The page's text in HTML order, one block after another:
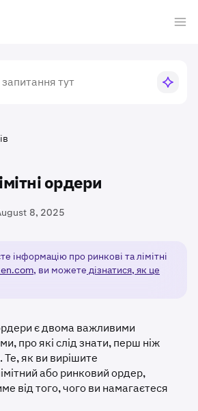
ордери
8, 2025
інформацію про ринкові та лімітні
, ви можете дізнатися, як це
є двома важливими
про які слід знати, перш ніж
Те, як ви вирішите
або ринковий ордер,
від того, чого ви намагаєтеся